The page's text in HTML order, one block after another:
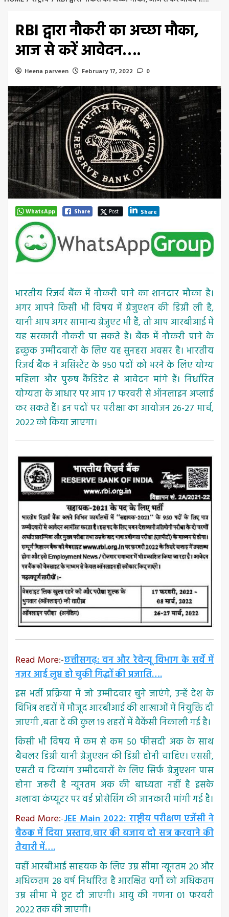
RBI द्वारा नौकरी का अच्छा मौका,
आज से करें आवेदन….
Heena parveen February 17, 2022 0
WhatsApp Share Post Share
भारतीय रिजर्व बैंक में नौकरी पाने का शानदार मौका है।
अगर आपने किसी भी विषय में ग्रेजुएशन की डिग्री ली है,
यानी आप अगर सामान्य ग्रेजुएट भी हैं, तो आप आरबीआई में
यह सरकारी नौकरी पा सकते हैं। बैंक में नौकरी पाने के
इच्छुक उम्मीदवारों के लिए यह सुनहरा अवसर है। भारतीय
रिजर्व बैंक ने असिस्टेंट के 950 पदों को भरने के लिए योग्य
महिला और पुरुष कैंडिडेट से आवेदन मांगे हैं। निर्धारित
योग्यता के आधार पर आप 17 फरवरी से ऑनलाइन अप्लाई
कर सकते हैं। इन पदों पर परीक्षा का आयोजन 26-27 मार्च,
2022 को किया जाएगा।
Read More:-छत्तीसगढ़: वन और रेवेन्यू विभाग के सर्वे में
नज़र आई लुप्त हो चुकी गिद्धों की प्रजाति….
इस भर्ती प्रक्रिया में जो उम्मीदवार चुने जाएंगे, उन्हें देश के
विभिन्न शहरों में मौजूद आरबीआई की शाखाओं में नियुक्ति दी
जाएगी ,बता दें की कुल 19 शहरों में वैकेंसी निकाली गई है।
किसी भी विषय में कम से कम 50 फीसदी अंक के साथ
बैचलर डिग्री यानी ग्रेजुएशन की डिग्री होनी चाहिए। एससी,
एसटी व दिव्यांग उम्मीदवारों के लिए सिर्फ ग्रेजुएशन पास
होना जरूरी है न्यूनतम अंक की बाध्यता नहीं है इसके
अलावा कंप्यूटर पर वर्ड प्रोसेसिंग की जानकारी मांगी गई है।
Read More:-JEE Main 2022: राष्ट्रीय परीक्षण एजेंसी ने
बैठक में दिया प्रस्ताव,चार की बजाय दो सत्र करवाने की
तैयारी में….
वहीं आरबीआई साहयक के लिए उम्र सीमा न्यूनतम 20 और
अधिकतम 28 वर्ष निर्धारित है आरक्षित वर्गों को अधिकतम
उम्र सीमा में छूट दी जाएगी। आयु की गणना 01 फरवरी
2022 तक की जाएगी।